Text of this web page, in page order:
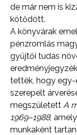
de már nem is
kötődött.
A könyvárak
pénzromlás
gyűjtői tudás
tették, hogy egy-
szerepelt
megszületett A
1969–1988,
munkaként